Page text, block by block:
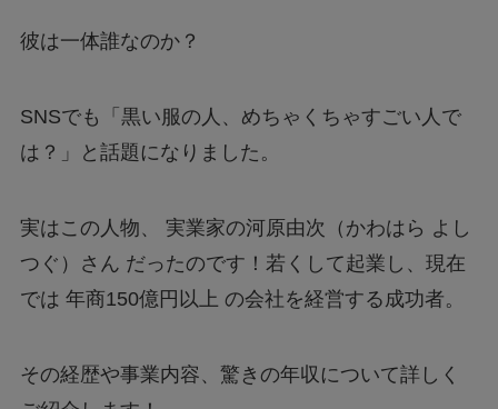
彼は一体誰なのか？
SNSでも「黒い服の人、めちゃくちゃすごい人で
は？」と話題になりました。
実はこの人物、 実業家の河原由次（かわはら よし
つぐ）さん だったのです！若くして起業し、現在
では 年商150億円以上 の会社を経営する成功者。
その経歴や事業内容、驚きの年収について詳しく